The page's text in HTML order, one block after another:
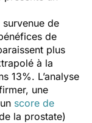
de
de
plus
à la
13%. L’analyse
une
score de
la prostate)